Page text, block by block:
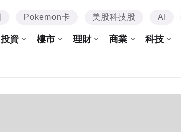
Pokemon卡 美股科技股 AI
投資 樓市 理財 商業 科技